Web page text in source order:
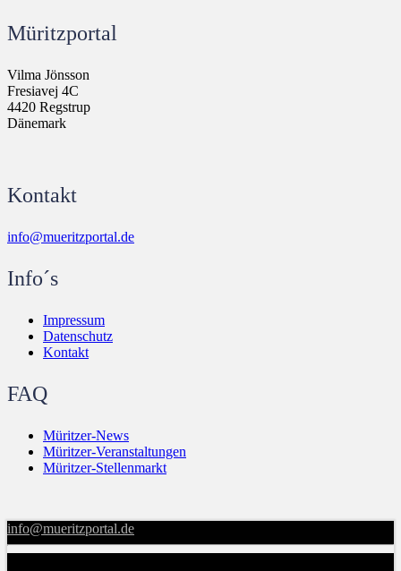
Müritzportal
Vilma Jönsson
Fresiavej 4C
4420 Regstrup
Dänemark
Kontakt
info@mueritzportal.de
Info´s
Impressum
Datenschutz
Kontakt
FAQ
Müritzer-News
Müritzer-Veranstaltungen
Müritzer-Stellenmarkt
info@mueritzportal.de